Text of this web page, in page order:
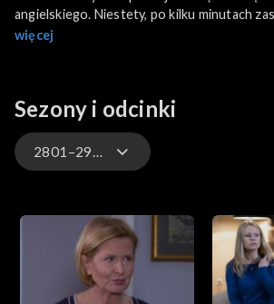
angielskiego. Niestety, po kilku minutach
pomocy w obsłudze imprezy charytatywnej
więcej
Sezony i odcinki
2801–2900
4601–4700
4501–4600